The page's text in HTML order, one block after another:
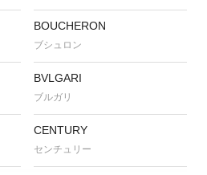
BOUCHERON
ブシュロン
BVLGARI
ブルガリ
CENTURY
センチュリー